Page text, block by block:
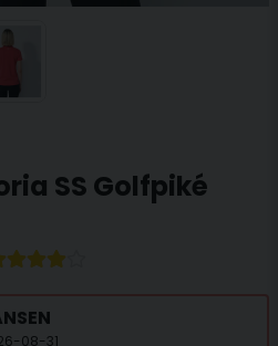
SS Golfpiké
08-31